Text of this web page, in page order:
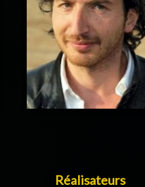
Réalisateurs